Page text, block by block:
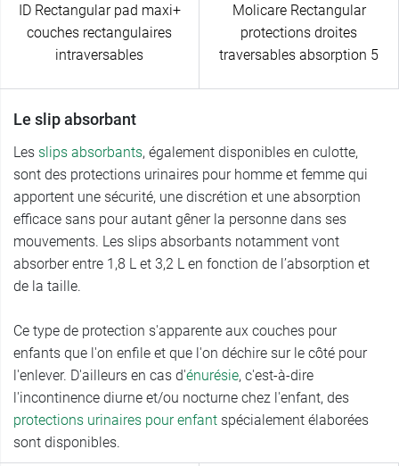
ID Rectangular pad maxi+
couches rectangulaires
intraversables
Molicare Rectangular
protections droites
traversables absorption 5
Le slip absorbant
Les slips absorbants, également disponibles en culotte,
sont des protections urinaires pour homme et femme qui
apportent une sécurité, une discrétion et une absorption
efficace sans pour autant gêner la personne dans ses
mouvements. Les slips absorbants notamment vont
absorber entre 1,8 L et 3,2 L en fonction de l’absorption et
de la taille.
Ce type de protection s'apparente aux couches pour
enfants que l'on enfile et que l'on déchire sur le côté pour
l'enlever. D'ailleurs en cas d'énurésie, c'est-à-dire
l'incontinence diurne et/ou nocturne chez l'enfant, des
protections urinaires pour enfant spécialement élaborées
sont disponibles.